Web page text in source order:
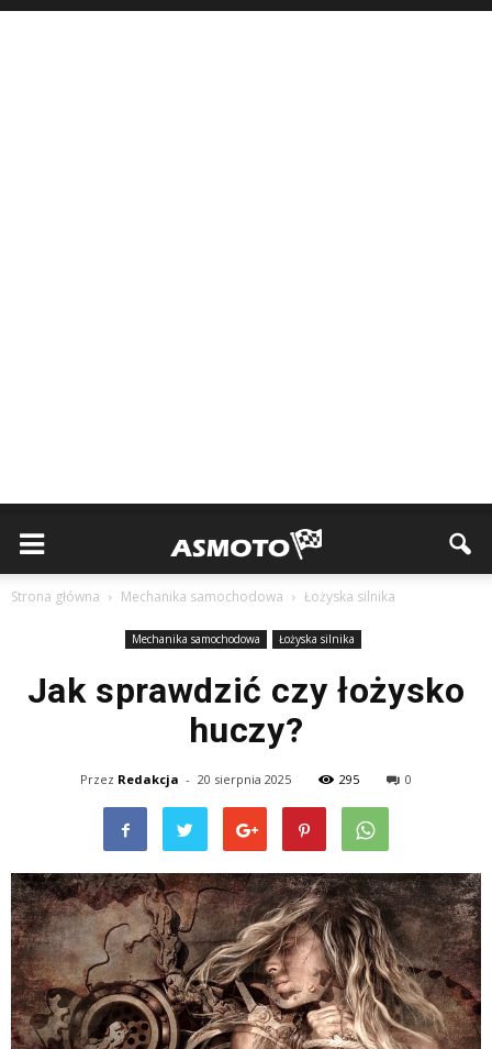
Strona główna Mechanika samochodowa Łożyska silnika
Mechanika samochodowa Łożyska silnika
Jak sprawdzić czy łożysko
huczy?
Przez Redakcja - 20 sierpnia 2025 295 0